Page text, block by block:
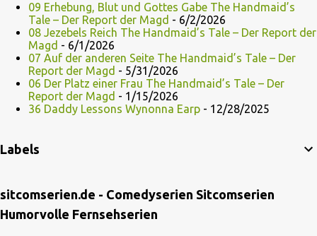
09 Erhebung, Blut und Gottes Gabe The Handmaid’s
Tale – Der Report der Magd - 6/2/2026
08 Jezebels Reich The Handmaid’s Tale – Der Report der
Magd - 6/1/2026
07 Auf der anderen Seite The Handmaid’s Tale – Der
Report der Magd - 5/31/2026
06 Der Platz einer Frau The Handmaid’s Tale – Der
Report der Magd - 1/15/2026
36 Daddy Lessons Wynonna Earp - 12/28/2025
Labels
sitcomserien.de - Comedyserien Sitcomserien
Humorvolle Fernsehserien